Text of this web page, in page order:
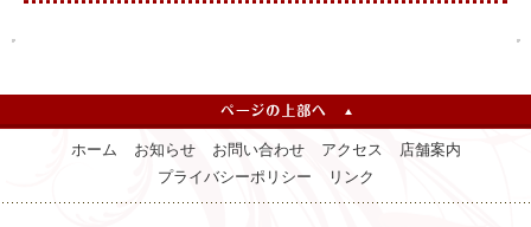
ホーム お知らせ お問い合わせ アクセス
店舗案内
プライバシーポリシー
リンク